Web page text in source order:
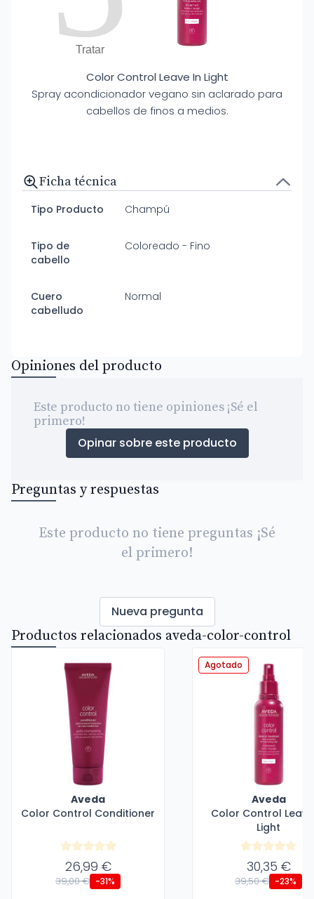
Tratar
Color Control Leave In Light
Spray acondicionador vegano sin aclarado para
cabellos de finos a medios.
Ficha técnica
Tipo Producto Champú
Tipo de
cabello
Coloreado - Fino
Cuero
cabelludo
Normal
Opiniones del producto
Este producto no tiene opiniones ¡Sé el
primero!
Opinar sobre este producto
Preguntas y respuestas
Este producto no tiene preguntas ¡Sé
el primero!
Nueva pregunta
Productos relacionados aveda-color-control
Aveda
Color Control Conditioner
26,99 €
39,00 € -31%
Agotado
Aveda
Color Control
Light
30,35 €
39,50 € -23%